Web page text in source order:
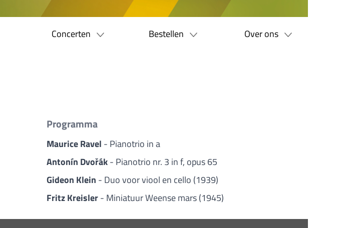
Concerten Bestellen Over ons
Programma
Maurice Ravel - Pianotrio in a
Antonín Dvořák- Pianotrio nr. 3 in f, opus 65
Gideon Klein - Duo voor viool en cello (1939)
Fritz Kreisler- Miniatuur Weense mars (1945)